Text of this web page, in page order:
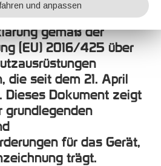
ist es möglich, die EU-
gemäß der
(EU) 2016/425 über
die seit dem 21. April
Dieses Dokument zeigt
grundlegenden
für das Gerät,
trägt.
und anpassen